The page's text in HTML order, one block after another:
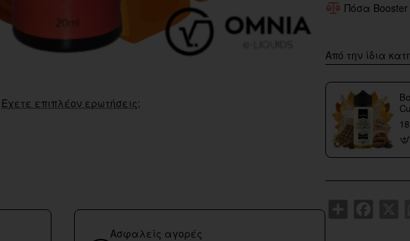
Έχετε επιπλέον ερωτήσεις;
Ασφαλείς αγορές
Πόσα
Από την ίδια